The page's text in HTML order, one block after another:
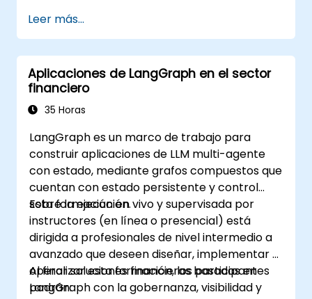
costos.
Leer más...
Aplicaciones de LangGraph en el sector
financiero
35 Horas
LangGraph es un marco de trabajo para
construir aplicaciones de LLM multi-agente
con estado, mediante grafos compuestos que
cuentan con estado persistente y control
sobre la ejecución.
Esta formación en vivo y supervisada por
instructores (en línea o presencial) está
dirigida a profesionales de nivel intermedio a
avanzado que deseen diseñar, implementar y
operar soluciones financieras basadas en
LangGraph con la gobernanza, visibilidad y
Al finalizar esta formación, los participantes
podrán: